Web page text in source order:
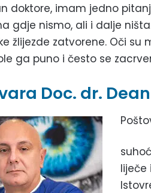
doktore, imam jedno
gdje nismo, ali i dalje
žlijezde zatvorene. Oči su
ga puno i često se
Doc. dr.